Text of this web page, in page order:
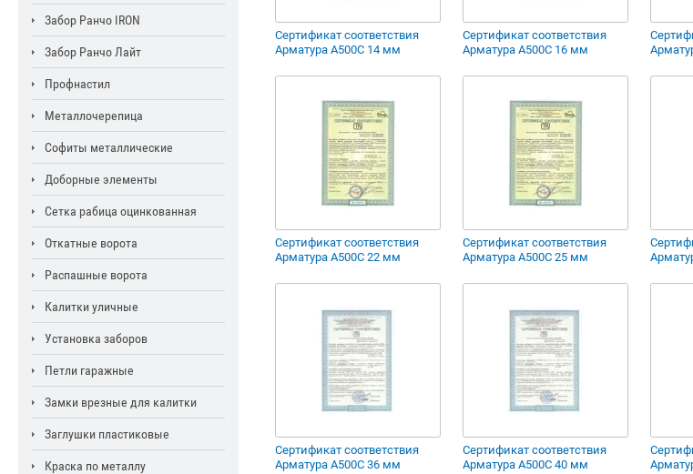
Забор Ранчо IRON
Забор Ранчо Лайт
Профнастил
Металлочерепица
Софиты металлические
Доборные элементы
Сетка рабица оцинкованная
Откатные ворота
Распашные ворота
Калитки уличные
Установка заборов
Петли гаражные
Замки врезные для калитки
Заглушки пластиковые
Краска по металлу
Сертификат соответствия
Арматура А500С 14 мм
Сертификат соответствия
Арматура А500С 16 мм
Сертификат соответствия
Арматура А500С 22 мм
Сертификат соответствия
Арматура А500С 25 мм
Сертификат соответствия
Арматура А500С 36 мм
Сертификат соответствия
Арматура А500С 40 мм